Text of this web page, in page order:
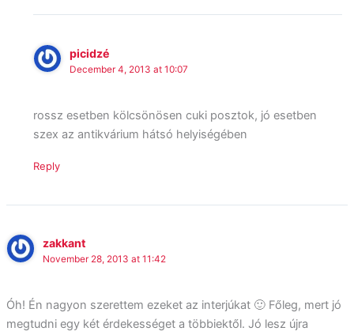
picidzé
December 4, 2013 at 10:07
rossz esetben kölcsönösen cuki posztok, jó esetben
szex az antikvárium hátsó helyiségében
Reply
zakkant
November 28, 2013 at 11:42
Óh! Én nagyon szerettem ezeket az interjúkat 🙂 Főleg, mert jó
megtudni egy két érdekességet a többiektől. Jó lesz újra